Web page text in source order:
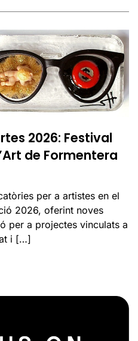
2026: Festival
de Formentera
per a artistes en el
2026, oferint noves
per a projectes vinculats a
i […]